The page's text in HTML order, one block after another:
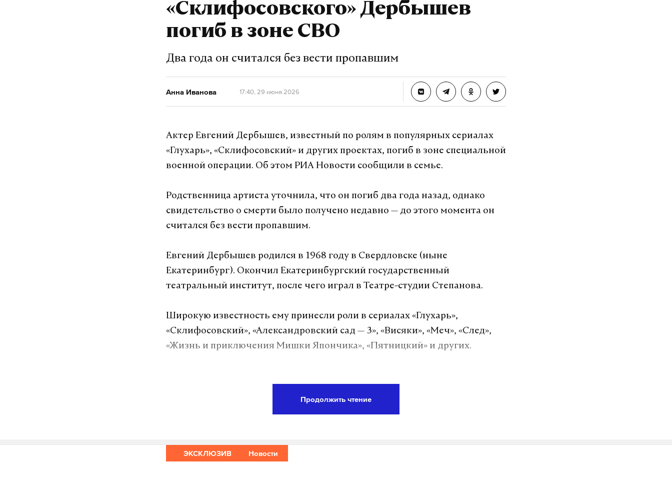
«Склифосовского» Дербышев
погиб в зоне СВО
Два года он считался без вести пропавшим
Анна Иванова 17:40, 29 июня 2026
Актер Евгений Дербышев, известный по ролям в популярных сериалах
«Глухарь», «Склифосовский» и других проектах, погиб в зоне специальной
военной операции. Об этом РИА Новости сообщили в семье.
Родственница артиста уточнила, что он погиб два года назад, однако
свидетельство о смерти было получено недавно — до этого момента он
считался без вести пропавшим.
Евгений Дербышев родился в 1968 году в Свердловске (ныне
Екатеринбург). Окончил Екатеринбургский государственный
театральный институт, после чего играл в Театре-студии Степанова.
Широкую известность ему принесли роли в сериалах «Глухарь»,
«Склифосовский», «Александровский сад — 3», «Висяки», «Меч», «След»,
«Жизнь и приключения Мишки Япончика», «Пятницкий» и других.
Подпишитесь на Daily Storm вMAX. Он работает там, где тормозит интернет.
А еще мы есть вTelegram,
спецоперация смерть актер
Продолжить чтение
ЭКСКЛЮЗИВ Новости